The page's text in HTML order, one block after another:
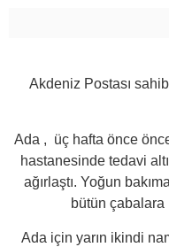
Akdeniz Postası
Ada , üç hafta önce
hastanesinde tedavi
ağırlaştı. Yoğun
bütün çabalara
Ada için yarın ikindi